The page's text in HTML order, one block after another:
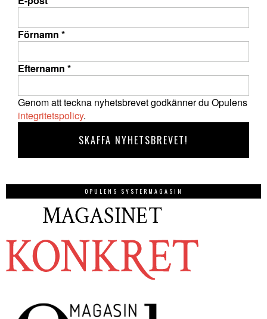
Förnamn *
Efternamn *
Genom att teckna nyhetsbrevet godkänner du Opulens
integritetspolicy.
OPULENS SYSTERMAGASIN